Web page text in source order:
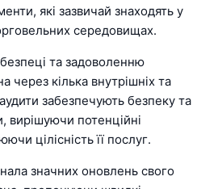
які зазвичай знаходять у
середовищах.
та задоволенню
через кілька внутрішніх та
забезпечують безпеку та
вирішуючи потенційні
цілісність її послуг.
значних оновлень свого